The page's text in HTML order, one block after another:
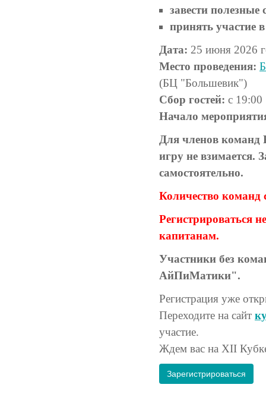
завести полезные
принять участие
Дата: 25 июня 2026
Место проведения:
(БЦ "Большевик")
Сбор гостей: с 19:00
Начало
Для членов команд
игру не взимается.
самостоятельно.
Количество команд
Регистрироваться
капитанам.
Участники без
АйПиМатики".
Регистрация уже
Переходите на сайт
участие.
Ждем вас на XII
Зарегистрироваться